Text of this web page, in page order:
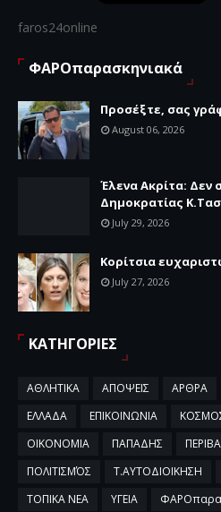
faros24online
ΦΑΡΟπαρασκηνιακά
Προσέξτε, σας
August 06, 2026
Έλενα Ακρίτα: Δεν
Δημοκρατίας
July 29, 2026
Κορίτσια
July 27, 2026
ΚΑΤΗΓΟΡΙΕΣ
ΑΘΛΗΤΙΚΑ ΑΠΟΨΕΙΣ ΑΡΘΡΑ
ΕΛΛΑΔΑ
ΕΠΙΚΟΙΝΩΝΙΑ
ΟΙΚΟΝΟΜΙΑ
ΠΑΠΑΔΗΣ
ΠΟΛΙΤΙΣΜΌΣ
Τ.ΑΥΤΟΔΙΟΙΚΗΣΗ
ΤΟΠΙΚΑ ΝΕΑ
ΥΓΕΙΑ